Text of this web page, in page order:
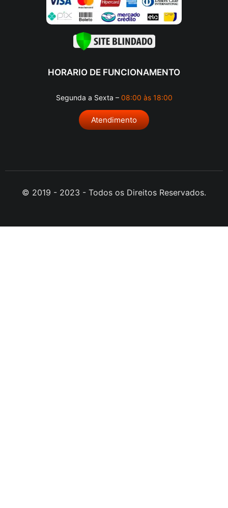
HORARIO DE FUNCIONAMENTO
Segunda a Sexta – 08:00 às 18:00
Atendimento
© 2019 - 2023 - Todos os Direitos Reservados.